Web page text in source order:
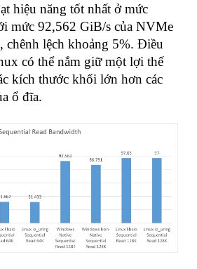
hiệu năng tốt nhất ở mức
mức 92,562 GiB/s của NVMe
chênh lệch khoảng 5%. Điều
có thể nắm giữ một lợi thế
kích thước khối lớn hơn các
ổ đĩa.